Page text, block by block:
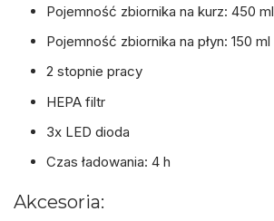
Pojemność zbiornika na kurz: 450 ml
Pojemność zbiornika na płyn: 150 ml
2 stopnie pracy
HEPA filtr
3x LED dioda
Czas ładowania: 4 h
Akcesoria: